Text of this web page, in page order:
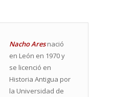
Nacho Aresnació
en León en 1970 y
se licenció en
Historia Antigua por
la Universidad de